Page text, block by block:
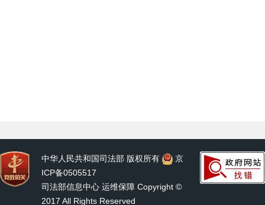
中华人民共和国司法部 版权所有
京
ICP备0505517
司法部信息中心 运维保障 Copyright ©
2017 All Rights Reserved